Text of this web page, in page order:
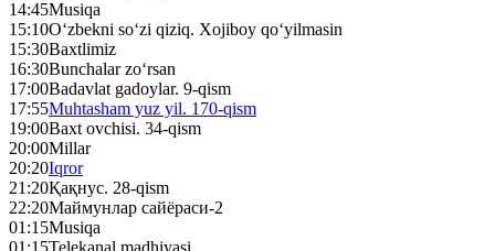
14:45Musiqa
15:10O‘zbekni so‘zi qiziq. Xojiboy qo‘yilmasin
15:30Baxtlimiz
16:30Bunchalar zo‘rsan
17:00Badavlat gadoylar. 9-qism
17:55Muhtasham yuz yil. 170-qism
19:00Baxt ovchisi. 34-qism
20:00Millar
20:20Iqror
21:20Қақнус. 28-qism
22:20Маймунлар сайёраси-2
01:15Musiqa